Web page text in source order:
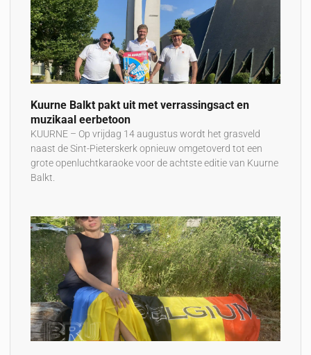
Kuurne Balkt pakt uit met verrassingsact en
muzikaal eerbetoon
KUURNE – Op vrijdag 14 augustus wordt het grasveld
naast de Sint-Pieterskerk opnieuw omgetoverd tot een
grote openluchtkaraoke voor de achtste editie van Kuurne
Balkt.